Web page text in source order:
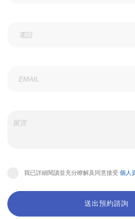
我已詳細閱讀並充分瞭解及同意接受個人
送出預約諮詢